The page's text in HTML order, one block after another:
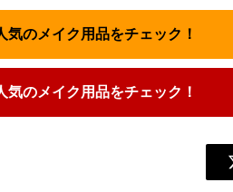
のメイク用品をチェック！
気のメイク用品をチェック！